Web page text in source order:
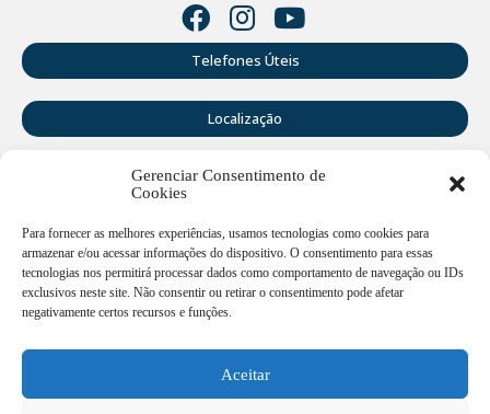
Gerenciar Consentimento de
Cookies
Para fornecer as melhores experiências, usamos tecnologias como cookies para
armazenar e/ou acessar informações do dispositivo. O consentimento para essas
tecnologias nos permitirá processar dados como comportamento de navegação ou IDs
exclusivos neste site. Não consentir ou retirar o consentimento pode afetar
negativamente certos recursos e funções.
Aceitar
Telefones Úteis
Localização
Perguntas Frequentes
Webmail
Rua Doutor Cruz Machado, 205 - Centro - União da Vitória -
PR
Atendimento de segunda a sexta-feira das 12:00h às